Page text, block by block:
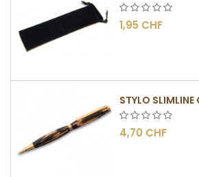
1,95 CHF
4,70 CHF